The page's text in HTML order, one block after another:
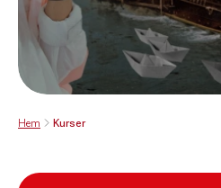
Hem Kurser